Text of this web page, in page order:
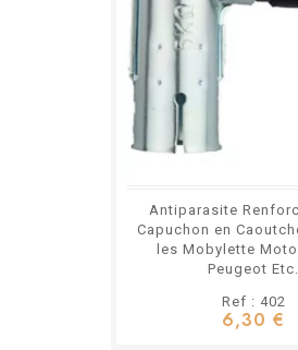
Antiparasite
Capuchon en
les Mobylette
Peugeot Etc.
Ref : 402
6,30 €